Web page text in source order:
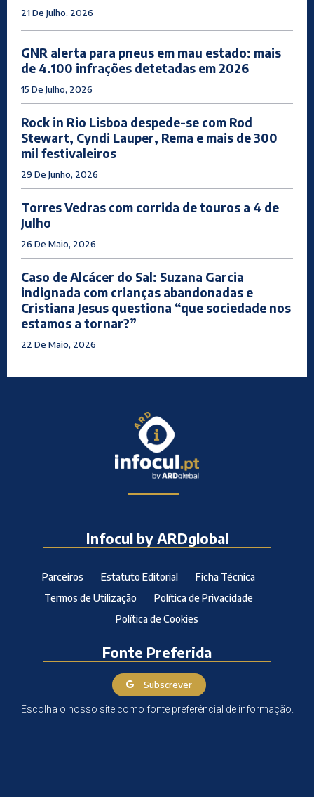
21 De Julho, 2026
GNR alerta para pneus em mau estado: mais
de 4.100 infrações detetadas em 2026
15 De Julho, 2026
Rock in Rio Lisboa despede-se com Rod
Stewart, Cyndi Lauper, Rema e mais de 300
mil festivaleiros
29 De Junho, 2026
Torres Vedras com corrida de touros a 4 de
Julho
26 De Maio, 2026
Caso de Alcácer do Sal: Suzana Garcia
indignada com crianças abandonadas e
Cristiana Jesus questiona “que sociedade nos
estamos a tornar?”
22 De Maio, 2026
Infocul by ARDglobal
Parceiros Estatuto Editorial
Ficha Técnica
Termos de Utilização
Política de Privacidade
Política de Cookies
Fonte Preferida
Subscrever
Escolha o nosso site como fonte preferêncial de informação.